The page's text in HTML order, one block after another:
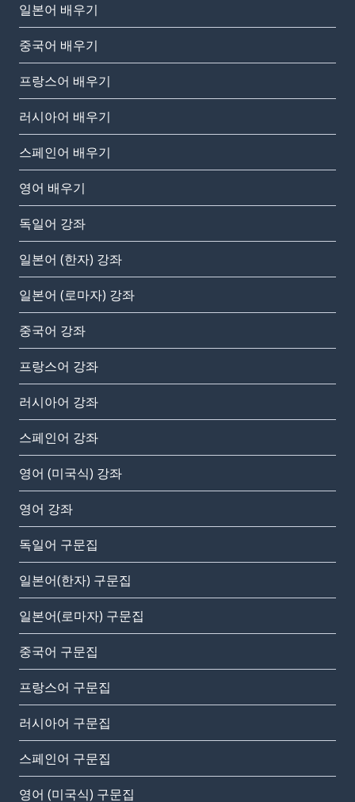
일본어 배우기
중국어 배우기
프랑스어 배우기
러시아어 배우기
스페인어 배우기
영어 배우기
독일어 강좌
일본어 (한자) 강좌
일본어 (로마자) 강좌
중국어 강좌
프랑스어 강좌
러시아어 강좌
스페인어 강좌
영어 (미국식) 강좌
영어 강좌
독일어 구문집
일본어(한자) 구문집
일본어(로마자) 구문집
중국어 구문집
프랑스어 구문집
러시아어 구문집
스페인어 구문집
영어 (미국식) 구문집